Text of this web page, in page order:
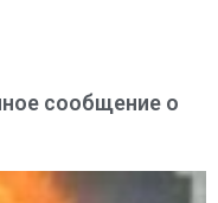
сообщение о